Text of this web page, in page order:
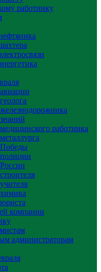
работнику
работника
компании
администраторам